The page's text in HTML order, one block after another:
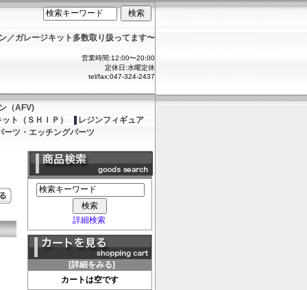
／ガレージキット多数取り扱ってます〜
営業時間:12:00〜20:00
定休日:水曜定休
tel/fax:047-324-2437
（AFV)
ト（ＳＨＩＰ）
レジンフィギュア
ーツ・エッチングパーツ
詳細検索
[詳細をみる]
カートは空です